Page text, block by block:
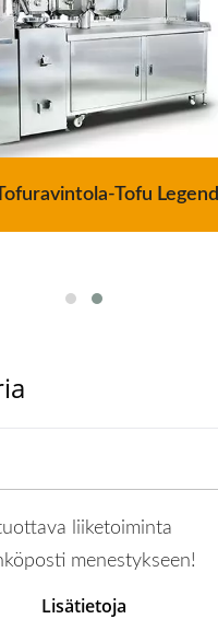
Tofu Legend
liiketoiminta
menestykseen!
Lisätietoja